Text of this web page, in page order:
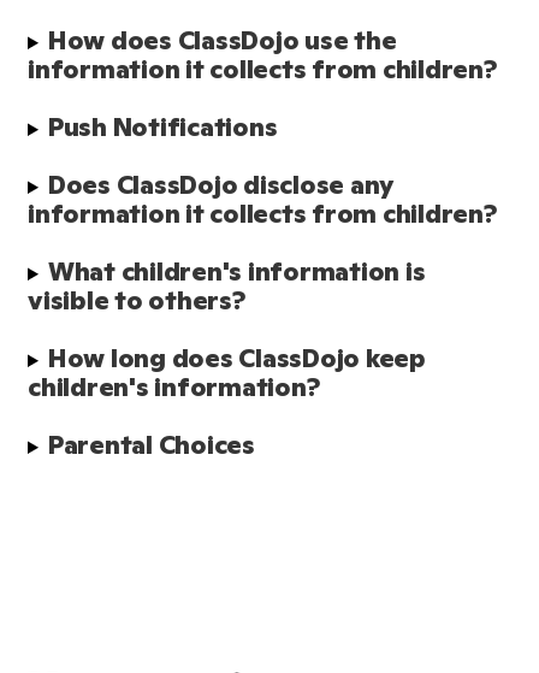
How does ClassDojo use the
information it collects from children?
Push Notifications
Does ClassDojo disclose any
information it collects from children?
What children's information is
visible to others?
How long does ClassDojo keep
children's information?
Parental Choices